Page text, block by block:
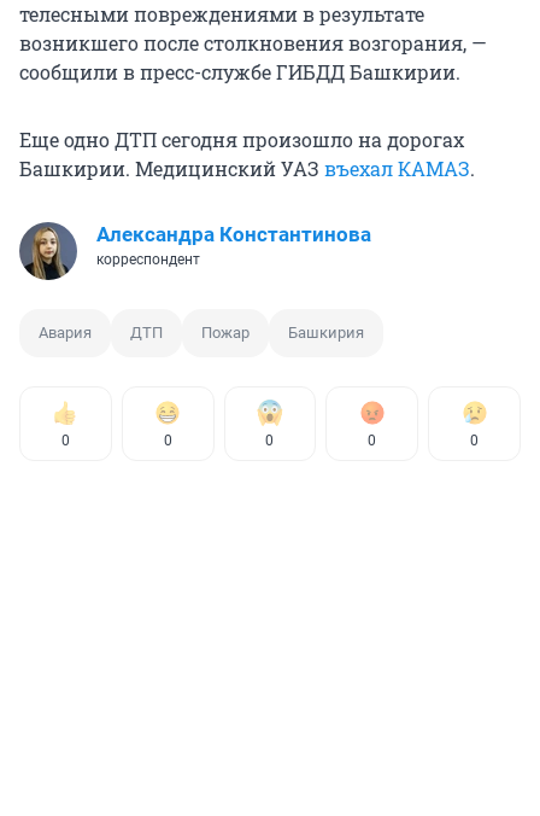
телесными повреждениями в результате
возникшего после столкновения возгорания, —
сообщили в пресс-службе ГИБДД Башкирии.
Еще одно ДТП сегодня произошло на дорогах
Башкирии. Медицинский УАЗ въехал КАМАЗ.
Александра Константинова
корреспондент
Авария ДТП Пожар Башкирия
0 0 0 0 0